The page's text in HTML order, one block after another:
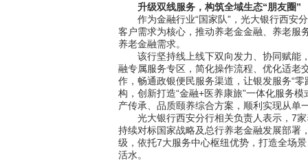
升级双线服务，构筑全域生态“朋友圈”
作为金融行业“国家队”，光大银行西安分
客户需求为核心，推动养老金金融、养老服
养老金融需求。
该行坚持线上线下双向发力、协同赋能，
融专属服务专区，简化操作流程、优化适老
作，畅通政银便民服务渠道，让银发服务“
构，创新打造“金融+医养康旅”一体化服务
产传承、品质颐养综合方案，顺利实现从单
光大银行西安分行相关负责人表示，7家
持续对标国家战略及总行养老金融发展部署
级，依托7大服务中心枢纽优势，打造全场
活水。